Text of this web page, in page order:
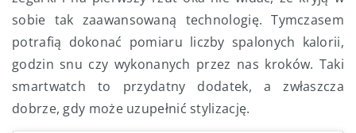
sobie tak zaawansowaną technologię. Tymczasem
potrafią dokonać pomiaru liczby spalonych kalorii,
godzin snu czy wykonanych przez nas kroków. Taki
smartwatch to przydatny dodatek, a zwłaszcza
dobrze, gdy może uzupełnić stylizację.